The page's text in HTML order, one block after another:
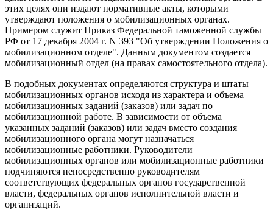
этих целях они издают нормативные акты, которыми
утверждают положения о мобилизационных органах.
Примером служит Приказ Федеральной таможенной службы
РФ от 17 декабря 2004 г. N 393 "Об утверждении Положения о
мобилизационном отделе". Данным документом создается
мобилизационный отдел (на правах самостоятельного отдела).
В подобных документах определяются структура и штаты
мобилизационных органов исходя из характера и объема
мобилизационных заданий (заказов) или задач по
мобилизационной работе. В зависимости от объема
указанных заданий (заказов) или задач вместо создания
мобилизационного органа могут назначаться
мобилизационные работники. Руководители
мобилизационных органов или мобилизационные работники
подчиняются непосредственно руководителям
соответствующих федеральных органов государственной
власти, федеральных органов исполнительной власти и
организаций.